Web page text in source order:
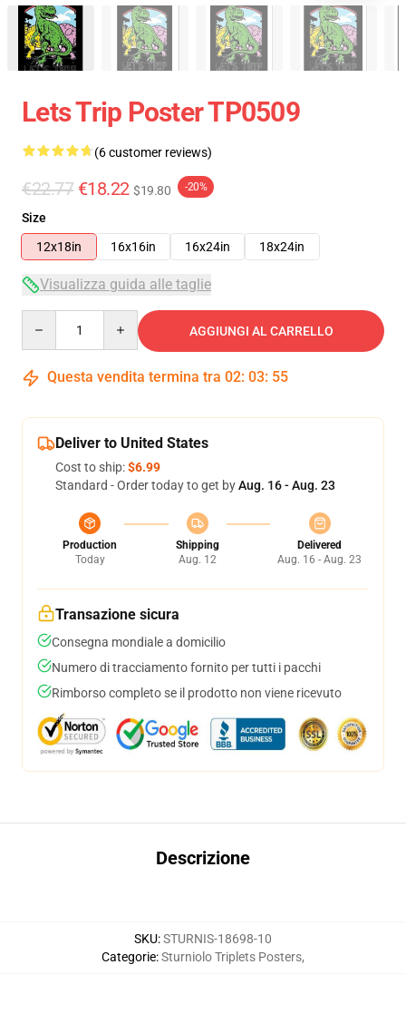
Lets Trip Poster TP0509
(6 customer reviews)
€22.77 €18.22 $19.80 -20%
Size
12x18in
16x16in 16x24in 18x24in
Visualizza guida alle taglie
AGGIUNGI AL CARRELLO
Questa vendita termina tra 02: 03: 54
Deliver to United States
Cost to ship:$6.99
Standard - Order today to get byAug. 16 - Aug. 23
Production
Today
Shipping
Aug. 12
Delivered
Aug. 16 - Aug. 23
Transazione sicura
Consegna mondiale a domicilio
Numero di tracciamento fornito per tutti i pacchi
Rimborso completo se il prodotto non viene ricevuto
Descrizione
SKU:STURNIS-18698-10
Categorie:Sturniolo Triplets Posters,